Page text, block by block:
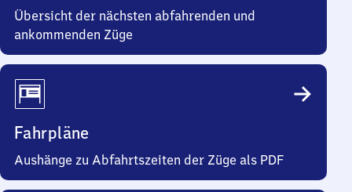
Übersicht der nächsten abfahrenden und
ankommenden Züge
Fahrpläne
Aushänge zu Abfahrtszeiten der Züge als PDF